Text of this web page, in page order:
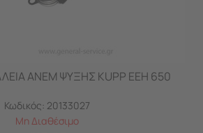
ΑΝΕΜ ΨΥΞΗΣ KUPP EEH 650
Κωδικός: 20133027
Μη Διαθέσιμο